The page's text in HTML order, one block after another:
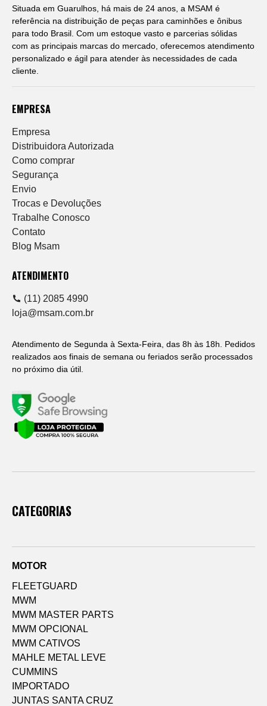
Situada em Guarulhos, há mais de 24 anos, a MSAM é
referência na distribuição de peças para caminhões e ônibus
para todo Brasil. Com um estoque vasto e parcerias sólidas
com as principais marcas do mercado, oferecemos atendimento
personalizado e ágil para atender às necessidades de cada
cliente.
EMPRESA
Empresa
Distribuidora Autorizada
Como comprar
Segurança
Envio
Trocas e Devoluções
Trabalhe Conosco
Contato
Blog Msam
ATENDIMENTO
(11) 2085 4990
loja@msam.com.br
Atendimento de Segunda à Sexta-Feira, das 8h às 18h. Pedidos
realizados aos finais de semana ou feriados serão processados
no próximo dia útil.
CATEGORIAS
MOTOR
FLEETGUARD
MWM
MWM MASTER PARTS
MWM OPCIONAL
MWM CATIVOS
MAHLE METAL LEVE
CUMMINS
IMPORTADO
JUNTAS SANTA CRUZ